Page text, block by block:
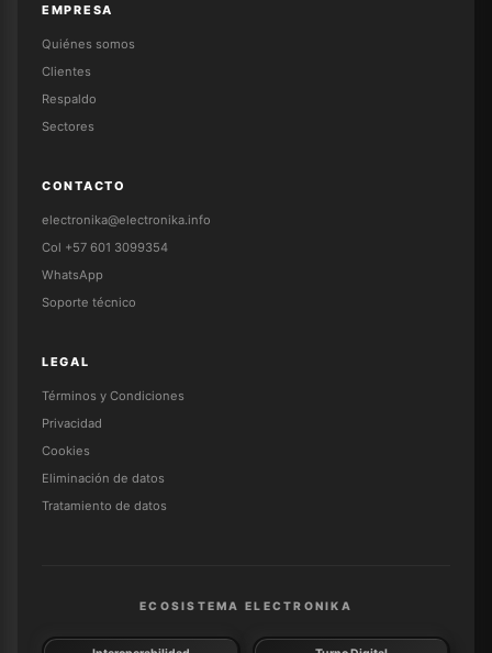
EMPRESA
Quiénes somos
Clientes
Respaldo
Sectores
CONTACTO
electronika@electronika.info
Col +57 601 3099354
WhatsApp
Soporte técnico
LEGAL
Términos y Condiciones
Privacidad
Cookies
Eliminación de datos
Tratamiento de datos
ECOSISTEMA ELECTRONIKA